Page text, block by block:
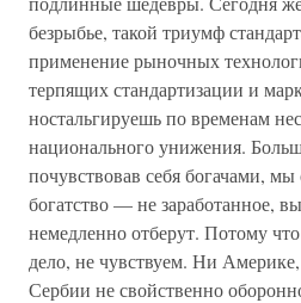
безрыбье, такой триумф
применение рыночных
терпящих стандартизации и
ностальгируешь по временам
национального унижения.
почувствовав себя богачами, мы
богатство — не заработанное,
немедленно отберут. Потому
дело, не чувствуем. Ни
Сербии не свойственно